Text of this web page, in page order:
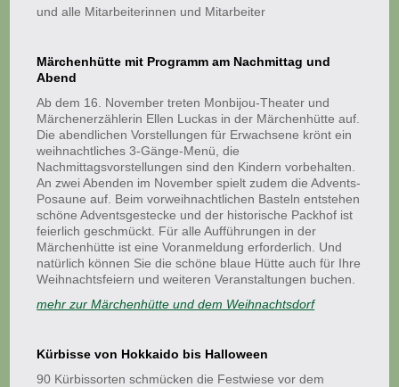
und alle Mitarbeiterinnen und Mitarbeiter
Märchenhütte mit Programm am Nachmittag und
Abend
Ab dem 16. November treten Monbijou-Theater und
Märchenerzählerin Ellen Luckas in der Märchenhütte auf.
Die abendlichen Vorstellungen für Erwachsene krönt ein
weihnachtliches 3-Gänge-Menü, die
Nachmittagsvorstellungen sind den Kindern vorbehalten.
An zwei Abenden im November spielt zudem die Advents-
Posaune auf. Beim vorweihnachtlichen Basteln entstehen
schöne Adventsgestecke und der historische Packhof ist
feierlich geschmückt. Für alle Aufführungen in der
Märchenhütte ist eine Voranmeldung erforderlich. Und
natürlich können Sie die schöne blaue Hütte auch für Ihre
Weihnachtsfeiern und weiteren Veranstaltungen buchen.
mehr zur Märchenhütte und dem Weihnachtsdorf
Kürbisse von Hokkaido bis Halloween
90 Kürbissorten schmücken die Festwiese vor dem